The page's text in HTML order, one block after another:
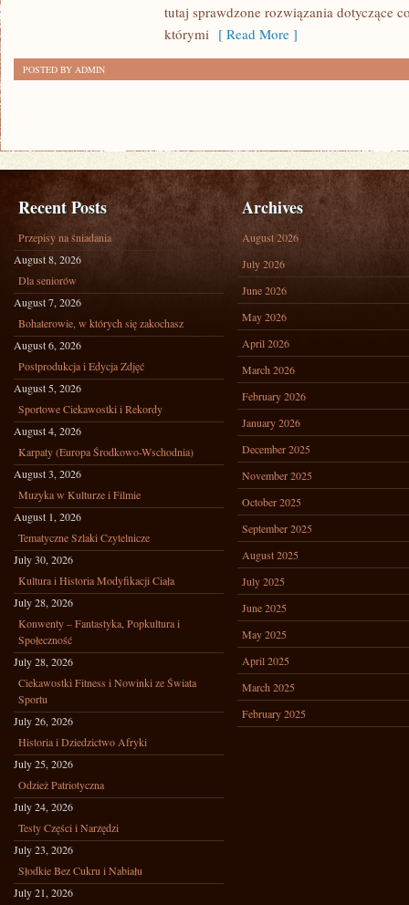
tutaj sprawdzone rozwiązania dotyczące
którymi [ Read More ]
POSTED BY ADMIN
Recent Posts
Przepisy na śniadania
August 8, 2026
Dla seniorów
August 7, 2026
Bohaterowie, w których się zakochasz
August 6, 2026
Postprodukcja i Edycja Zdjęć
August 5, 2026
Sportowe Ciekawostki i Rekordy
August 4, 2026
Karpaty (Europa Środkowo-Wschodnia)
August 3, 2026
Muzyka w Kulturze i Filmie
August 1, 2026
Tematyczne Szlaki Czytelnicze
July 30, 2026
Kultura i Historia Modyfikacji Ciała
July 28, 2026
Konwenty – Fantastyka, Popkultura i
Społeczność
July 28, 2026
Ciekawostki Fitness i Nowinki ze Świata
Sportu
July 26, 2026
Historia i Dziedzictwo Afryki
July 25, 2026
Odzież Patriotyczna
July 24, 2026
Testy Części i Narzędzi
July 23, 2026
Słodkie Bez Cukru i Nabiału
July 21, 2026
Archives
August 2026
July 2026
June 2026
May 2026
April 2026
March 2026
February 2026
January 2026
December 2025
November 2025
October 2025
September 2025
August 2025
July 2025
June 2025
May 2025
April 2025
March 2025
February 2025